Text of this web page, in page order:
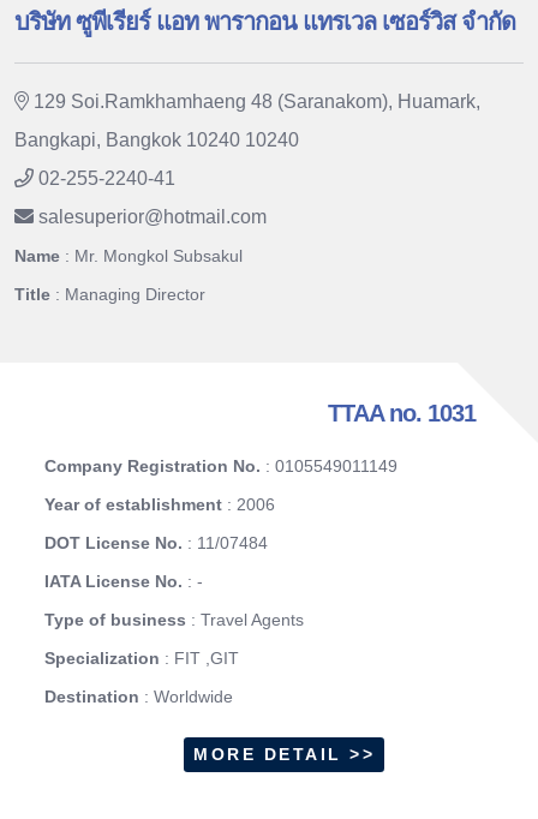
บริษัท ซูพีเรียร์ แอท พารากอน แทรเวล เซอร์วิส จำกัด
129 Soi.Ramkhamhaeng 48 (Saranakom), Huamark,
Bangkapi, Bangkok 10240 10240
02-255-2240-41
salesuperior@hotmail.com
Name : Mr. Mongkol Subsakul
Title : Managing Director
TTAA no. 1031
Company Registration No. : 0105549011149
Year of establishment : 2006
DOT License No. : 11/07484
IATA License No. : -
Type of business : Travel Agents
Specialization : FIT ,GIT
Destination : Worldwide
MORE DETAIL >>